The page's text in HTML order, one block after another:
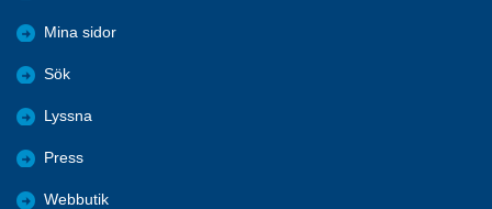
Mina sidor
Sök
Lyssna
Press
Webbutik